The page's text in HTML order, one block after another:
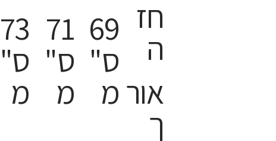
73
ס"
מ
71
ס"
מ
69
ס"
מ
חז
ה
אור
ך